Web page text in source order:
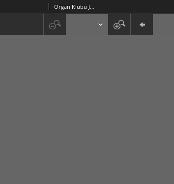
Organ Klubu Jazzowego "Rotunda"